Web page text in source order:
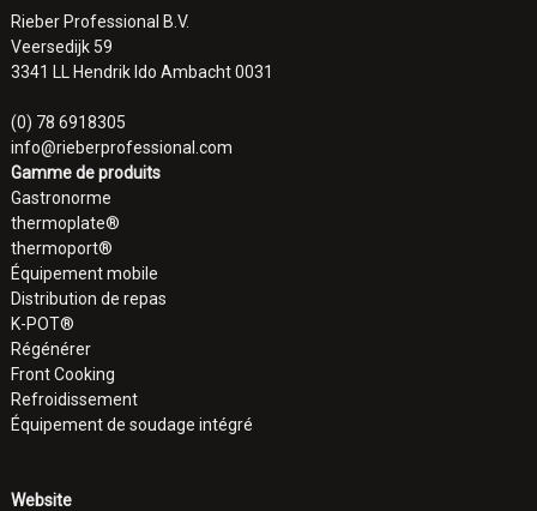
Rieber Professional B.V.
Veersedijk 59
3341 LL Hendrik Ido Ambacht 0031
(0) 78 6918305
info@rieberprofessional.com
Gamme de produits
Gastronorme
thermoplate®
thermoport®
Équipement mobile
Distribution de repas
K-POT®
Régénérer
Front Cooking
Refroidissement
Équipement de soudage intégré
Website